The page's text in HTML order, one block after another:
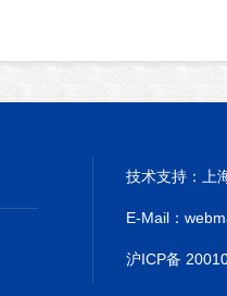
技术支持：上
E-Mail：
沪ICP备